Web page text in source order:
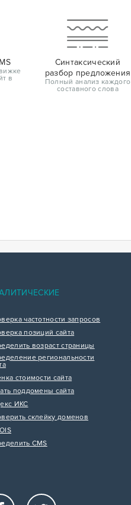
в
Синтаксический
разбор предложения
Полный анализ каждого
составного слова
частотности запросов
позиций сайта
возраст страницы
региональности
стоимости сайта
поддомены сайта
ИКС
склейку доменов
CMS